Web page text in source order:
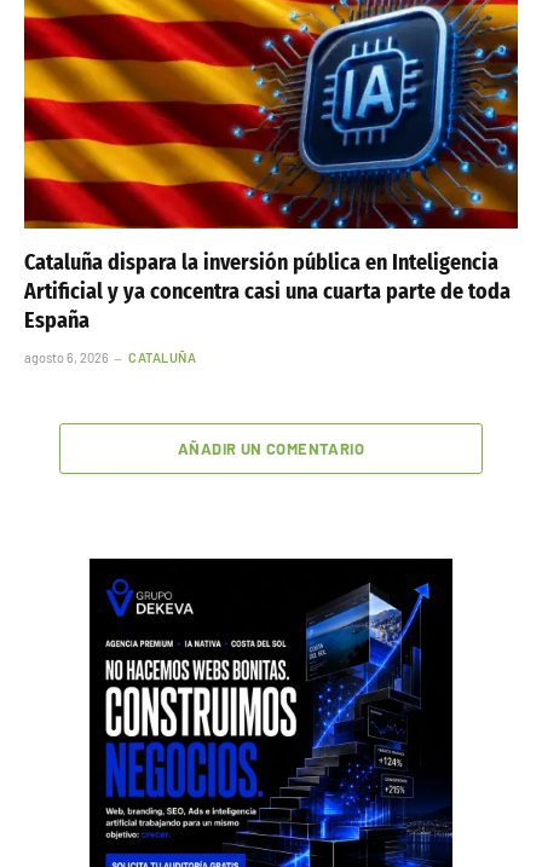
Cataluña dispara la inversión pública en Inteligencia
Artificial y ya concentra casi una cuarta parte de toda
España
agosto 6, 2026 CATALUÑA
AÑADIR UN COMENTARIO